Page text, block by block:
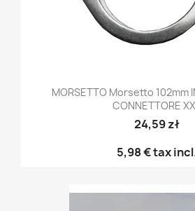
MORSETTO Morsetto 102mm
CONNETTORE
24,59 zł
5,98 €tax